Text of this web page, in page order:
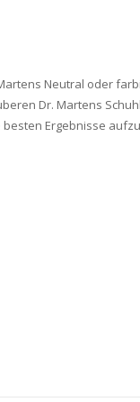
Neutral oder
Dr. Martens
Ergebnisse